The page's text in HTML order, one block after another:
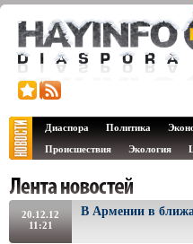
Диаспора Политика
Происшествия
Экология
20.12.12
11:21
В Армении в